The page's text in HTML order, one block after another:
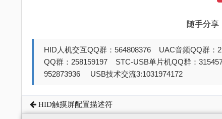
随手分享
HID人机交互QQ群：564808376 UAC音频QQ群
QQ群：258159197 STC-USB单片机QQ群：
952873936 USB技术交流3:1031974172
HID触摸屏配置描述符